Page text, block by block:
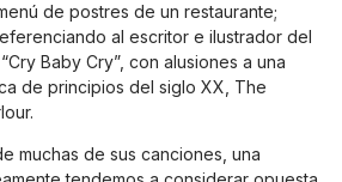
de postres de un restaurante;
al escritor e ilustrador del
Baby Cry”, con alusiones a una
de principios del siglo XX, The
muchas de sus canciones, una